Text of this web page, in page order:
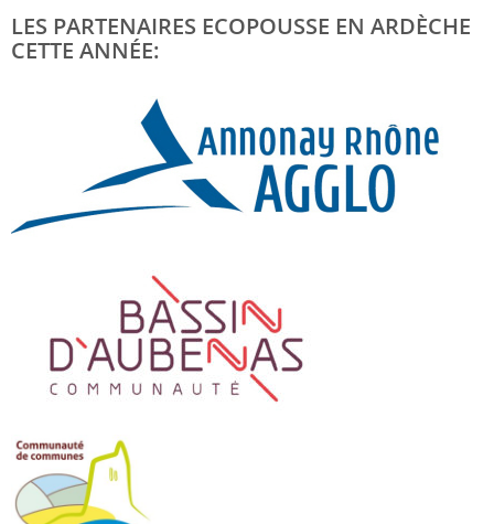
LES PARTENAIRES ECOPOUSSE EN ARDÈCHE
CETTE ANNÉE: